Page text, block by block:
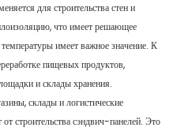
для строительства стен и
что имеет решающее
имеет важное значение. К
пищевых продуктов,
и склады хранения.
склады и логистические
строительства сэндвич-панелей. Это